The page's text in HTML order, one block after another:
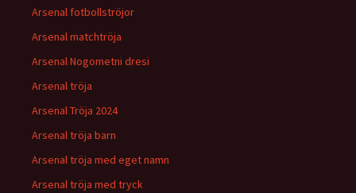
Arsenal fotbollströjor
Arsenal matchtröja
Arsenal Nogometni dresi
Arsenal tröja
Arsenal Tröja 2024
Arsenal tröja barn
Arsenal tröja med eget namn
Arsenal tröja med tryck